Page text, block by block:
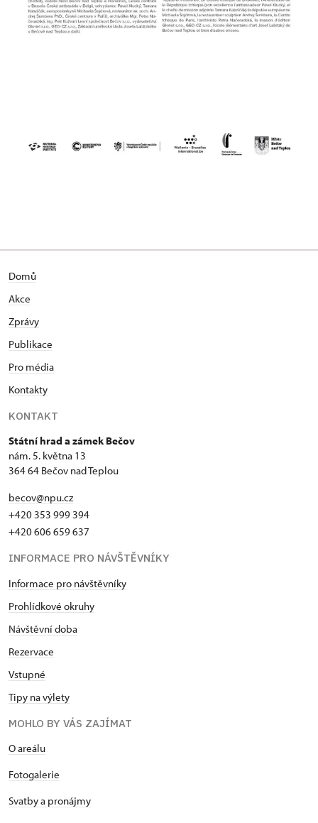
Domů
Akce
Zprávy
Publikace
Pro média
Kontakty
KONTAKT
Státní hrad a zámek Bečov
nám. 5. května 13
364 64 Bečov nad Teplou
becov@npu.cz
+420 353 999 394
+420 606 659 637
INFORMACE PRO NÁVŠTĚVNÍKY
Informace pro návštěvníky
Prohlídkové okruhy
Návštěvní doba
Rezervace
Vstupné
Tipy na výlety
MOHLO BY VÁS ZAJÍMAT
O areálu
Fotogalerie
Svatby a pronájmy